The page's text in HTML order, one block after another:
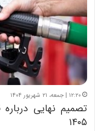
۱۲:۲۰ | جمعه، ۲۱ شهریور ۱۴۰۴
تصمیم نهایی
۱۴۰۵